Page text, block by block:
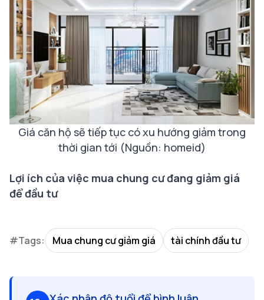
Giá căn hộ sẽ tiếp tục có xu hướng giảm trong
thời gian tới (Nguồn: homeid)
Lợi ích của việc mua chung cư đang giảm giá
để đầu tư
#Tags: Mua chung cư giảm giá tài chính đầu tư